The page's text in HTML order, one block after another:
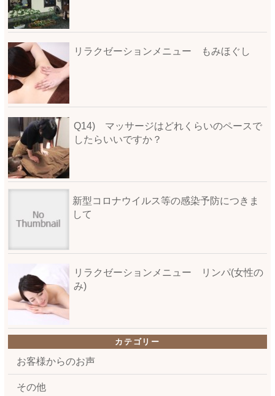
リラクゼーションメニュー もみほぐし
Q14) マッサージはどれくらいのペースで
したらいいですか？
新型コロナウイルス等の感染予防につきま
して
リラクゼーションメニュー リンパ(女性の
み)
カテゴリー
お客様からのお声
その他